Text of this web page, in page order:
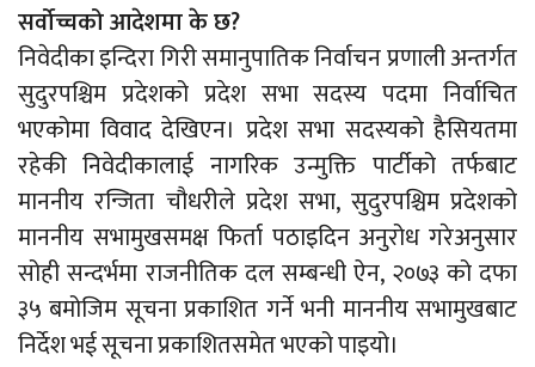
सर्वोच्चको आदेशमा के छ?
निवेदीका इन्दिरा गिरी समानुपातिक निर्वाचन प्रणाली अन्तर्गत
सुदुरपश्चिम प्रदेशको प्रदेश सभा सदस्य पदमा निर्वाचित
भएकोमा विवाद देखिएन। प्रदेश सभा सदस्यको हैसियतमा
रहेकी निवेदीकालाई नागरिक उन्मुक्ति पार्टीको तर्फबाट
माननीय रन्जिता चौधरीले प्रदेश सभा, सुदुरपश्चिम प्रदेशको
माननीय सभामुखसमक्ष फिर्ता पठाइदिन अनुरोध गरेअनुसार
सोही सन्दर्भमा राजनीतिक दल सम्बन्धी ऐन, २०७३ को दफा
३५ बमोजिम सूचना प्रकाशित गर्ने भनी माननीय सभामुखबाट
निर्देश भई सूचना प्रकाशितसमेत भएको पाइयो।